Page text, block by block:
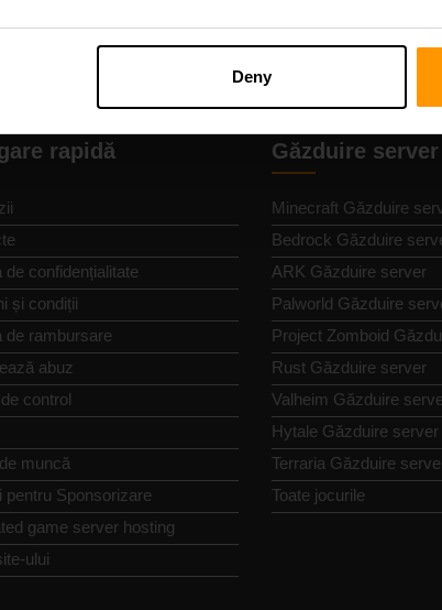
Deny
rapidă
de confidențialitate
și condiții
de rambursare
abuz
control
muncă
pentru Sponsorizare
game server hosting
ului
Găzduire
Minecraft Găzduire
Bedrock Găzduire
ARK Găzduire server
Palworld Găzduire
Project Zomboid
Rust Găzduire server
Valheim Găzduire
Hytale Găzduire server
Terraria Găzduire
Toate jocurile